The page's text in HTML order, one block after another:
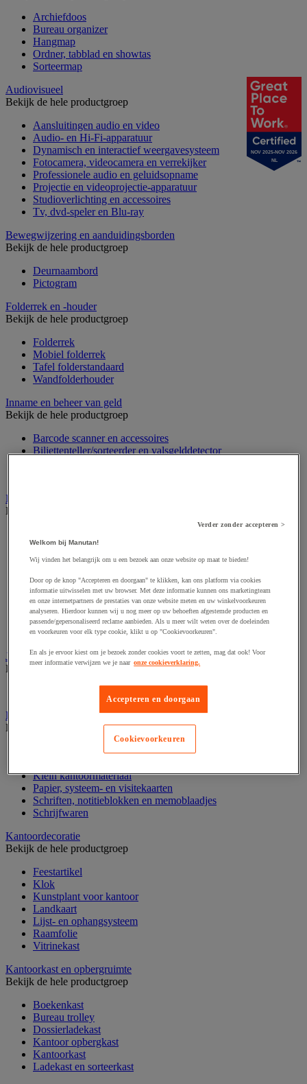
Archiefdoos
Bureau organizer
Hangmap
Ordner, tabblad en showtas
Sorteermap
Audiovisueel
Bekijk de hele productgroep
Aansluitingen audio en video
Audio- en Hi-Fi-apparatuur
Dynamisch en interactief weergavesysteem
Fotocamera, videocamera en verrekijker
Professionele audio en geluidsopname
Projectie en videoprojectie-apparatuur
Studioverlichting en accessoires
Tv, dvd-speler en Blu-ray
Bewegwijzering en aanduidingsborden
Bekijk de hele productgroep
Deurnaambord
Pictogram
Folderrek en -houder
Bekijk de hele productgroep
Folderrek
Mobiel folderrek
Tafel folderstandaard
Wandfolderhouder
Inname en beheer van geld
Bekijk de hele productgroep
Barcode scanner en accessoires
Biljettenteller/sorteerder en valsgelddetector
IT en multimedia
Bekijk de hele productgroep
Computeraansluiting
Computertassen
IT-randapparatuur
Netwerkapparatuur en -bedrading
Printer, 3D-printer en scanner
Refurbished computerapparatuur
Scherm-, pc- en tablethouder
Jaloezie en gordijn
Bekijk de hele productgroep
Kantoorartikelen
Bekijk de hele productgroep
Agenda, kalender en bureauonderleggers
Klein kantoormateriaal
Papier, systeem- en visitekaarten
Schriften, notitieblokken en memoblaadjes
Schrijfwaren
Kantoordecoratie
Bekijk de hele productgroep
Feestartikel
Klok
Kunstplant voor kantoor
Landkaart
Lijst- en ophangsysteem
Raamfolie
Vitrinekast
Kantoorkast en opbergruimte
Bekijk de hele productgroep
Boekenkast
Bureau trolley
Dossierladekast
Kantoor opbergkast
Kantoorkast
Ladekast en sorteerkast
NOV 2025-NOV 2026
NL
Verder zonder accepteren >
Welkom bij Manutan!
Wij vinden het belangrijk om u een bezoek aan onze website op maat te bieden!
Door op de knop "Accepteren en doorgaan" te klikken, kan ons platform via cookies
informatie uitwisselen met uw browser. Met deze informatie kunnen ons marketingteam
en onze internetpartners de prestaties van onze website meten en uw winkelvoorkeuren
analyseren. Hierdoor kunnen wij u nog meer op uw behoeften afgestemde producten en
passende/gepersonaliseerd reclame aanbieden. Als u meer wilt weten over de doeleinden
en voorkeuren voor elk type cookie, klikt u op "Cookievoorkeuren".
En als je ervoor kiest om je bezoek zonder cookies voort te zetten, mag dat ook! Voor
meer informatie verwijzen we je naar onze cookieverklaring.
Accepteren en doorgaan
Cookievoorkeuren